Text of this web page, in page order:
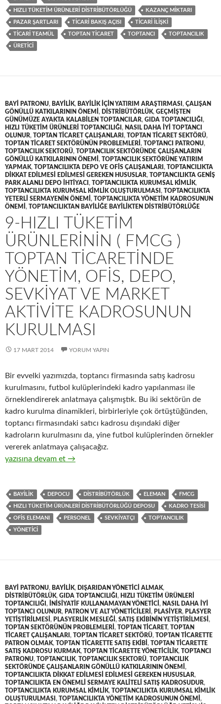
HIZLI TÜKETIM ÜRÜNLERI DISTRIBÜTÖRLÜĞÜ KAZANÇ MIKTARI
PAZAR ŞARTLARI TICARI BAKIŞ AÇISI TICARI ILIŞKI
TICARI TEAMÜL TOPTAN TICARET TOPTANCI TOPTANCILIK
ÜRETICI
BAYI PATRONU, BAYILIK, BAYILIK IÇIN YATIRIM ARAŞTIRMASI , ÇALIŞAN
GÖNÜLLÜ KATKILARININ ÖNEMI , DISTRIBÜTÖRLÜK, GEÇMIŞTEN
GÜNÜMÜZE AYAKTA KALABILEN TOPTANCILAR, GIDA TOPTANCILIĞI ,
HIZLI TÜKETIM ÜRÜNLERI TOPTANCILIĞI , NASIL DAHA IYI TOPTANCI
OLUNUR, TOPTAN TICARET ÇALIŞANLARI , TOPTAN TICARET SEKTÖRÜ,
TOPTAN TICARET SEKTÖRÜNÜN PROBLEMLERI , TOPTANCI PATRONU,
TOPTANCILIK SEKTORÜ, TOPTANCILIK SEKTÖRÜNDE ÇALIŞANLARIN
GÖNÜLLÜ KATKILARININ ÖNEMI , TOPTANCILIK SEKTÖRÜNE YATIRIM
YAPMAK, TOPTANCILIKTA DEPO VE OFIS ÇALIŞANLARI , TOPTANCILIKTA
DIKKAT EDILMESI EDILMESI GEREKEN HUSUSLAR, TOPTANCILIKTA GENIŞ
PARK ALANLI DEPO IHTIYACI , TOPTANCILIKTA KURUMSAL KIMLIK,
TOPTANCILIKTA KURUMSAL KIMLIK OLUŞTURULMASI , TOPTANCILIKTA
YETERLI SERMAYENIN ÖNEMI , TOPTANCILIKTA YÖNETIM KADROSUNUN
ÖNEMI , TOPTANCILIKTAN BAYILIĞE BAYILIKTEN DISTRIBÜTÖRLÜĞE
9-HIZLI TÜKETIM
ÜRÜNLERININ ( FMCG )
TOPTAN TICARETINDE
YÖNETIM, OFIS, DEPO,
SEVKIYAT VE MARKET
AKTIVITE KADROSUNUN
KURULMASI
17 MART 2014 YORUM YAPIN
Bir evvelki yazımızda, toptancı firmasında satış kadrosu
kurulmasını, futbol kulüplerindeki kadro yapılanması ile
örneklendirerek anlatmaya çalışmıştık. Bu iki sektörün de
kadro kurulma dinamikleri, birbirleriyle çok örtüştüğünden,
toptancı firmasındaki satıcı kadrosu dışındaki diğer
kadroların kurulmasını da, yine futbol kulüplerinden örnekler
vererek anlatmaya çalışacağız.
9-Hızlı tüketim ürünlerinin ( FMCG ) toptan ticaretinde
yazısına devam et →
BAYILIK DEPOCU DISTRIBÜTÖRLÜK ELEMAN FMCG
HIZLI TÜKETIM ÜRÜNLERI DISTRIBÜTÖRLÜĞÜ DEPOSU KADRO TESISI
OFIS ELEMANI PERSONEL SEVKIYATÇI TOPTANCILIK
YÖNETICI
BAYI PATRONU, BAYILIK, DIŞARIDAN YÖNETICI ALMAK,
DISTRIBÜTÖRLÜK, GIDA TOPTANCILIĞI , HIZLI TÜKETIM ÜRÜNLERI
TOPTANCILIĞI , INISIYATIF KULLANAMAYAN YÖNETICI , NASIL DAHA IYI
TOPTANCI OLUNUR, PATRON VE ALT YÖNETICILERI , PLASIYER, PLASYER
YETIŞTIRILMESI , PLASYERLIK MESLEĞI , SATIŞ EKIBININ YETIŞTIRILMESI ,
TOPTAN SEKTÖRÜNÜN PROBLEMLERI , TOPTAN TICARET, TOPTAN
TICARET ÇALIŞANLARI , TOPTAN TICARET SEKTÖRÜ, TOPTAN TICARETTE
PATRON OLMAK, TOPTAN TICARETTE SATIŞ EKIBI , TOPTAN TICARETTE
SATIŞ KADROSU KURMAK, TOPTAN TICARETTE YÖNETICILIK, TOPTANCI
PATRONU, TOPTANCILIK, TOPTANCILIK SEKTORÜ, TOPTANCILIK
SEKTÖRÜNDE ÇALIŞANLARIN GÖNÜLLÜ KATKILARININ ÖNEMI ,
TOPTANCILIKTA DIKKAT EDILMESI EDILMESI GEREKEN HUSUSLAR,
TOPTANCILIKTA EN ÖNEMLI SERMAYE KALITELI SATIŞ KADROSUDUR,
TOPTANCILIKTA KURUMSAL KIMLIK, TOPTANCILIKTA KURUMSAL KIMLIK
OLUŞTURULMASI , TOPTANCILIKTA YÖNETIM KADROSUNUN ÖNEMI ,